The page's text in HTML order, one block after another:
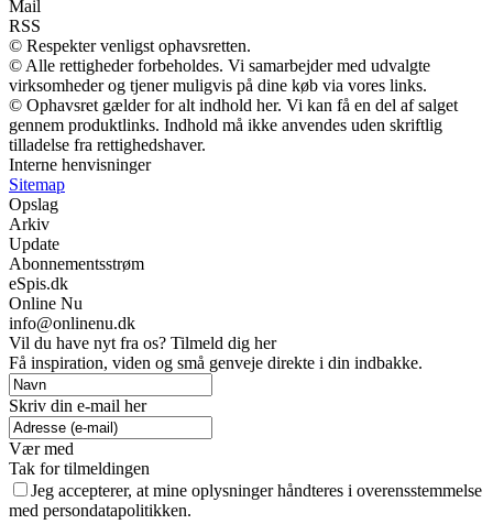
Mail
RSS
© Respekter venligst ophavsretten.
© Alle rettigheder forbeholdes. Vi samarbejder med udvalgte
virksomheder og tjener muligvis på dine køb via vores links.
© Ophavsret gælder for alt indhold her. Vi kan få en del af salget
gennem produktlinks. Indhold må ikke anvendes uden skriftlig
tilladelse fra rettighedshaver.
Interne henvisninger
Sitemap
Opslag
Arkiv
Update
Abonnementsstrøm
eSpis.dk
Online Nu
info@onlinenu.dk
Vil du have nyt fra os? Tilmeld dig her
Få inspiration, viden og små genveje direkte i din indbakke.
Skriv din e-mail her
Vær med
Tak for tilmeldingen
Jeg accepterer, at mine oplysninger håndteres i overensstemmelse
med persondatapolitikken.